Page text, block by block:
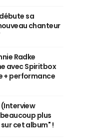
sa
chanteur
Radke
avec Spiritbox
+ performance
(Interview
beaucoup plus
cet album" !